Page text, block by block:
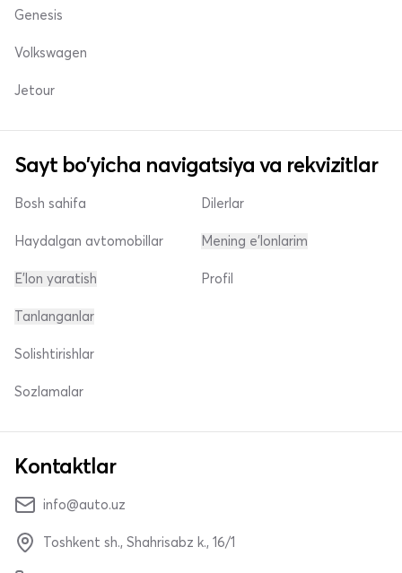
Genesis
Volkswagen
Jetour
Sayt bo'yicha navigatsiya va rekvizitlar
Bosh sahifa
Haydalgan avtomobillar
E'lon yaratish
Dilerlar
Mening e'lonlarim
Profil
Tanlanganlar
Solishtirishlar
Sozlamalar
Kontaktlar
info@auto.uz
Toshkent sh., Shahrisabz k., 16/1